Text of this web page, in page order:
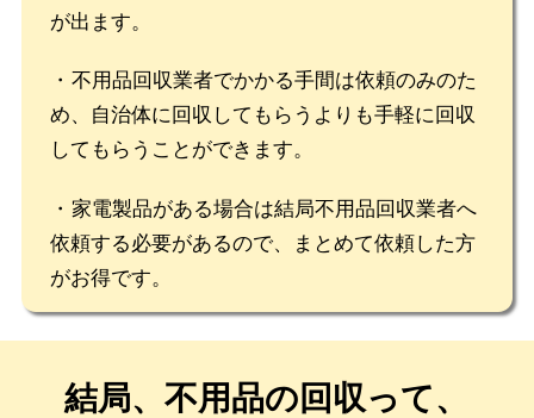
が出ます。
不用品回収業者でかかる手間は依頼のみのた
め、自治体に回収してもらうよりも手軽に回収
してもらうことができます。
家電製品がある場合は結局不用品回収業者へ
依頼する必要があるので、まとめて依頼した方
がお得です。
結局、不用品の回収って、